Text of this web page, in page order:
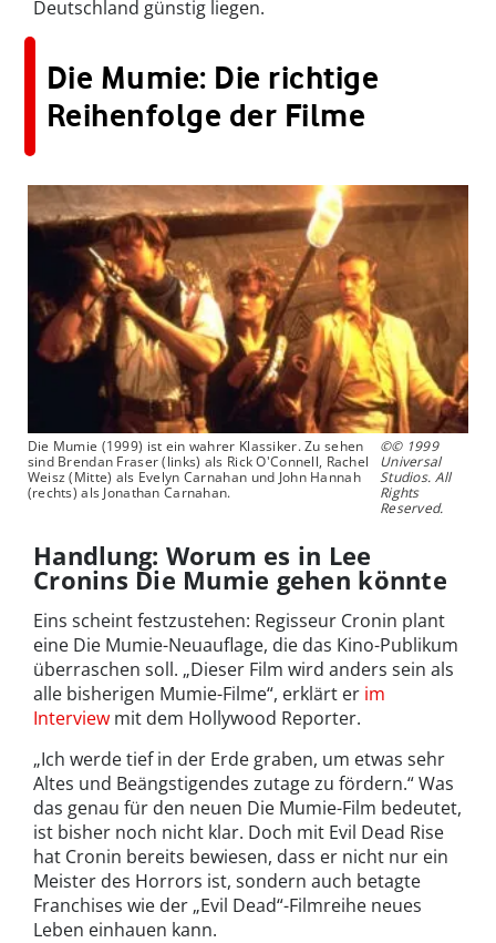
Deutschland günstig liegen.
Die Mumie: Die richtige
Reihenfolge der Filme
Die Mumie (1999) ist ein wahrer Klassiker. Zu sehen
sind Brendan Fraser (links) als Rick O'Connell, Rachel
Weisz (Mitte) als Evelyn Carnahan und John Hannah
(rechts) als Jonathan Carnahan.
©© 1999
Universal
Studios. All
Rights
Reserved.
Handlung: Worum es in Lee
Cronins Die Mumie gehen könnte
Eins scheint festzustehen: Regisseur Cronin plant
eine Die Mumie-Neuauflage, die das Kino-Publikum
überraschen soll. „Dieser Film wird anders sein als
alle bisherigen Mumie-Filme“, erklärt er im
Interview mit dem Hollywood Reporter.
„Ich werde tief in der Erde graben, um etwas sehr
Altes und Beängstigendes zutage zu fördern.“ Was
das genau für den neuen Die Mumie-Film bedeutet,
ist bisher noch nicht klar. Doch mit Evil Dead Rise
hat Cronin bereits bewiesen, dass er nicht nur ein
Meister des Horrors ist, sondern auch betagte
Franchises wie der „Evil Dead“-Filmreihe neues
Leben einhauen kann.